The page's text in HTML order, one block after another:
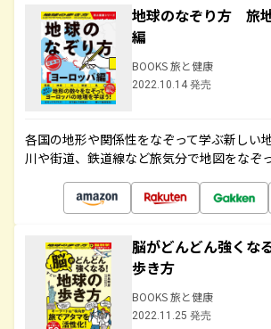
地球のなぞり方 旅
編
BOOKS 旅と健康
2022.10.14 発売
各国の地形や関係性をなぞって学ぶ新しい
川や街道、鉄道線など旅気分で地図をなぞ
脳がどんどん強くな
歩き方
BOOKS 旅と健康
2022.11.25 発売